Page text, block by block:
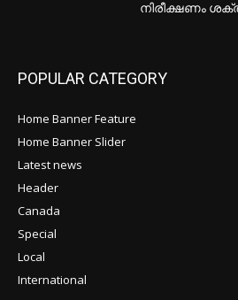
നിരീക്ഷണം
POPULAR CATEGORY
Home Banner Feature
Home Banner Slider
Latest news
Header
Canada
Special
Local
International